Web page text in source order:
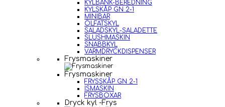
KYLBÄNK-BEREDNING
KYLSKÅP GN 2-1
MINIBAR
ÖLFATSKYL
SALADSKYL-SALADETTE
SLUSHMASKIN
SNABBKYL
VARMDRYCKDISPENSER
Frysmaskiner
Frysmaskiner
FRYSSKÅP GN 2-1
ISMASKIN
FRYSBOXAR
Dryck kyl -Frys